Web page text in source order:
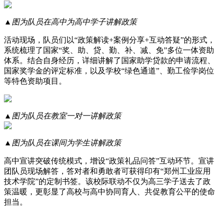
▲图为队员在高中为高中学子讲解政策
活动现场，队员们以“政策解读+案例分享+互动答疑”的形式，
系统梳理了国家“奖、助、贷、勤、补、减、免”多位一体资助
体系。结合自身经历，详细讲解了国家助学贷款的申请流程、
国家奖学金的评定标准，以及学校“绿色通道”、勤工俭学岗位
等特色资助项目。
▲图为队员在教室一对一讲解政策
▲图为队员在课间为学生讲解政策
高中宣讲突破传统模式，增设“政策礼品问答”互动环节。宣讲
团队员现场解答，答对者和勇敢者可获得印有“郑州工业应用
技术学院”的定制书签。该校际联动不仅为高三学子送去了政
策温暖，更彰显了高校与高中协同育人、共促教育公平的使命
担当。